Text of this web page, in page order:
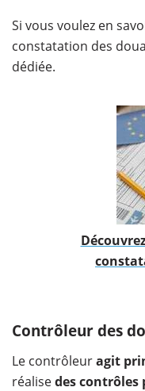
Si vous voulez en
constatation des
dédiée.
Contrôleur des
Le contrôleuragit
réalisedes contrôles